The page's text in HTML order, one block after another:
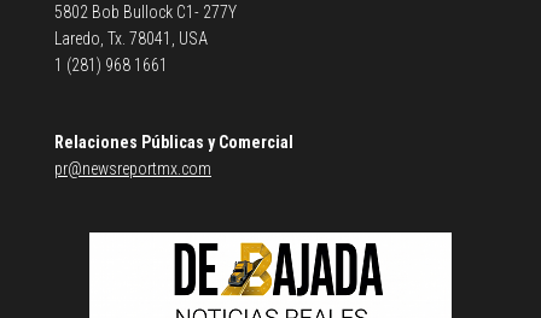
5802 Bob Bullock C1- 277Y
Laredo, Tx. 78041, USA
1 (281) 968 1661
Relaciones Públicas y Comercial
pr@newsreportmx.com